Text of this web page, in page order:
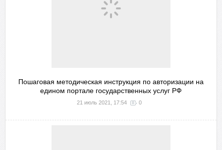
Пошаговая методическая инструкция по авторизации на
едином портале государственных услуг РФ
21 июль 2021, 17:54 0